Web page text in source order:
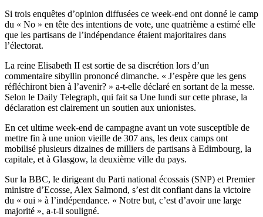
Si trois enquêtes d’opinion diffusées ce week-end ont donné le camp
du « No » en tête des intentions de vote, une quatrième a estimé elle
que les partisans de l’indépendance étaient majoritaires dans
l’électorat.
La reine Elisabeth II est sortie de sa discrétion lors d’un
commentaire sibyllin prononcé dimanche. « J’espère que les gens
réfléchiront bien à l’avenir? » a-t-elle déclaré en sortant de la messe.
Selon le Daily Telegraph, qui fait sa Une lundi sur cette phrase, la
déclaration est clairement un soutien aux unionistes.
En cet ultime week-end de campagne avant un vote susceptible de
mettre fin à une union vieille de 307 ans, les deux camps ont
mobilisé plusieurs dizaines de milliers de partisans à Edimbourg, la
capitale, et à Glasgow, la deuxième ville du pays.
Sur la BBC, le dirigeant du Parti national écossais (SNP) et Premier
ministre d’Ecosse, Alex Salmond, s’est dit confiant dans la victoire
du « oui » à l’indépendance. « Notre but, c’est d’avoir une large
majorité », a-t-il souligné.